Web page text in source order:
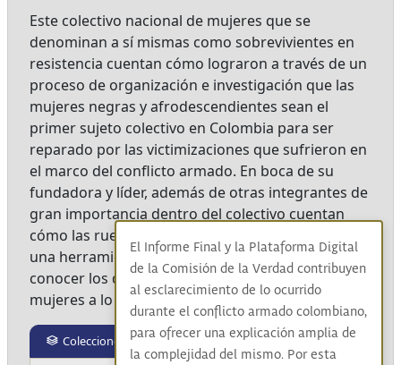
Este colectivo nacional de mujeres que se
denominan a sí mismas como sobrevivientes en
resistencia cuentan cómo lograron a través de un
proceso de organización e investigación que las
mujeres negras y afrodescendientes sean el
primer sujeto colectivo en Colombia para ser
reparado por las victimizaciones que sufrieron en
el marco del conflicto armado. En boca de su
fundadora y líder, además de otras integrantes de
gran importancia dentro del colectivo cuentan
cómo las ruedas de palabra o Tongas han sido
una herramienta bastante efectiva para sanar y
conocer los dolores que han guardado estas
mujeres a lo largo de los años
Colecciones
El Informe Final y la Plataforma Digital
de la Comisión de la Verdad contribuyen
al esclarecimiento de lo ocurrido
durante el conflicto armado colombiano,
para ofrecer una explicación amplia de
la complejidad del mismo. Por esta